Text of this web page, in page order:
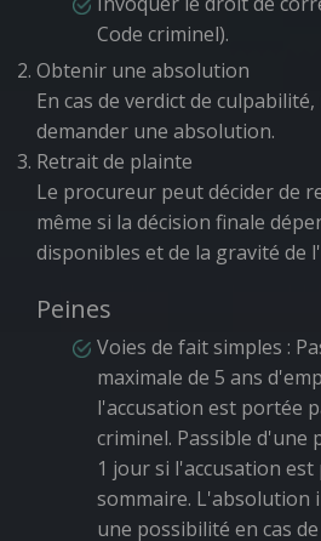
Code criminel).
Obtenir une absolution
En cas de verdict de
demander une absolution.
Retrait de plainte
Le procureur peut décider de
même si la décision finale
disponibles et de la gravité de
Peines
Voies de fait simples :
maximale de 5 ans
l'accusation est portée
criminel. Passible d'une
1 jour si l'accusation
sommaire. L'absolution
une possibilité en cas